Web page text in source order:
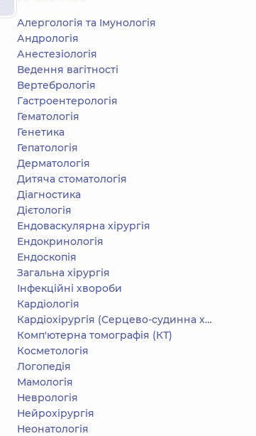
Алергологія та Імунологія
Андрологія
Анестезіологія
Ведення вагітності
Вертебрологія
Гастроентерологія
Гематологія
Генетика
Гепатологія
Дерматологія
Дитяча стоматологія
Діагностика
Дієтологія
Ендоваскулярна хірургія
Ендокринологія
Ендоскопія
Загальна хірургія
Інфекційні хвороби
Кардіологія
Кардіохірургія (Серцево-судинна хірургія)
Комп'ютерна томографія (КТ)
Косметологія
Логопедія
Мамологія
Неврологія
Нейрохірургія
Неонатологія